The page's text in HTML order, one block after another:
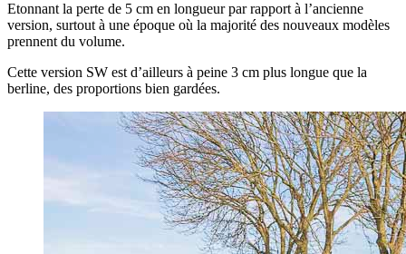
Etonnant la perte de 5 cm en longueur par rapport à l’ancienne
version, surtout à une époque où la majorité des nouveaux modèles
prennent du volume.
Cette version SW est d’ailleurs à peine 3 cm plus longue que la
berline, des proportions bien gardées.